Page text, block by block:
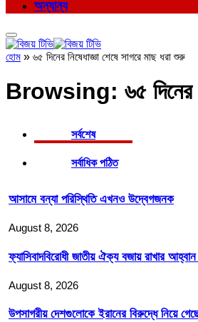
অন্যান্য
হোম » ৬৫ দিনের নিষেধাজ্ঞা শেষে সাগরে মাছ ধরা শুরু
Browsing: ৬৫ দিনের
সর্বশেষ
সর্বাধিক পঠিত
আসামে বন্যা পরিস্থিতি এখনও উদ্বেগজনক
August 8, 2026
ফ্যাসিবাদবিরোধী জাতীয় ঐক্য বজায় রাখার আহ্বান
August 8, 2026
উপসাগরীয় দেশগুলোকে ইরানের বিরুদ্ধে নিয়ে